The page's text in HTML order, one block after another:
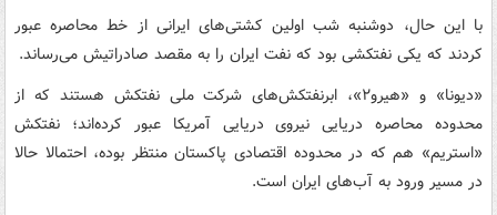
با این حال، دوشنبه شب اولین کشتی‌های ایرانی از خط محاصره عبور
کردند که یکی نفتکشی بود که نفت ایران را به مقصد صادراتیش می‌رساند.
«دیونا» و «هیرو۲»، ابرنفتکش‌های شرکت ملی نفتکش هستند که از
محدوده محاصره دریایی نیروی دریایی آمریکا عبور کرده‌اند؛ نفتکش
«استریم» هم که در محدوده اقتصادی پاکستان منتظر بوده، احتمالا حالا
در مسیر ورود به آب‌های ایران است.